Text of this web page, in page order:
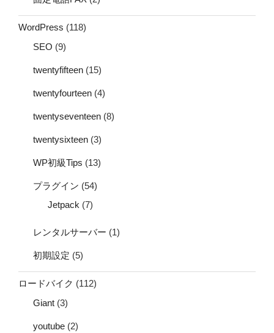
WordPress (118)
SEO (9)
twentyfifteen (15)
twentyfourteen (4)
twentyseventeen (8)
twentysixteen (3)
WP初級Tips (13)
プラグイン (54)
Jetpack (7)
レンタルサーバー (1)
初期設定 (5)
ロードバイク (112)
Giant (3)
youtube (2)